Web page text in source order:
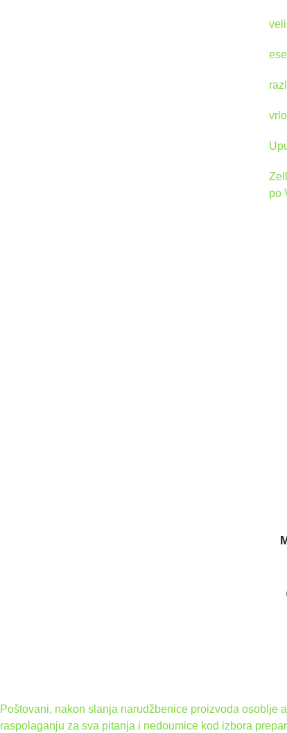
po
Poštovani, nakon slanja narudžbenice proizvoda osoblje
raspolaganju za sva pitanja i nedoumice kod izbora